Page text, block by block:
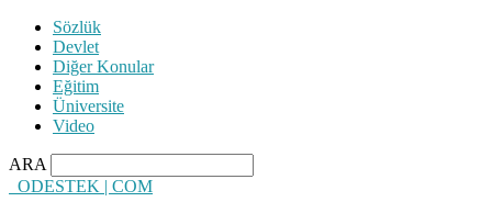
Sözlük
Devlet
Diğer Konular
Eğitim
Üniversite
Video
ARA
ODESTEK | COM